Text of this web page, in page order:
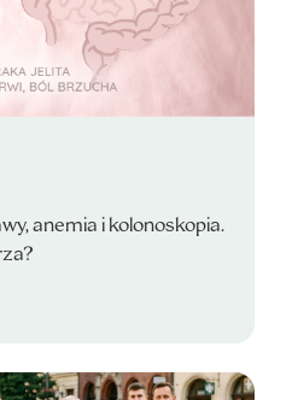
anemia i kolonoskopia.